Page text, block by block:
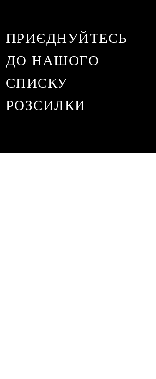
ПРИЄДНУЙТЕСЬ
ДО НАШОГО
СПИСКУ
РОЗСИЛКИ